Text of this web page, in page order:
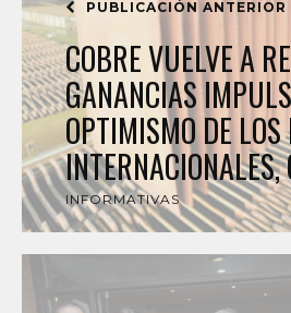
PUBLICACIÓN ANTERIOR
COBRE VUELVE A
GANANCIAS
OPTIMISMO DE
INFORMATIVAS